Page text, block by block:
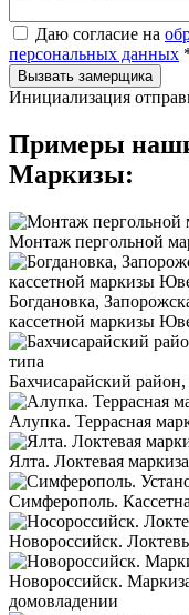
Даю согласие на
персональных данных
Вызвать замерщика
Инициализация
Примеры
Маркизы:
Монтаж пергольной
Богдановка,
кассетной маркизы
Бахчисарайский
Алупка. Террасная
Ялта. Локтевая
Симферополь.
Новороссийск.
Новороссийск.
домовладении